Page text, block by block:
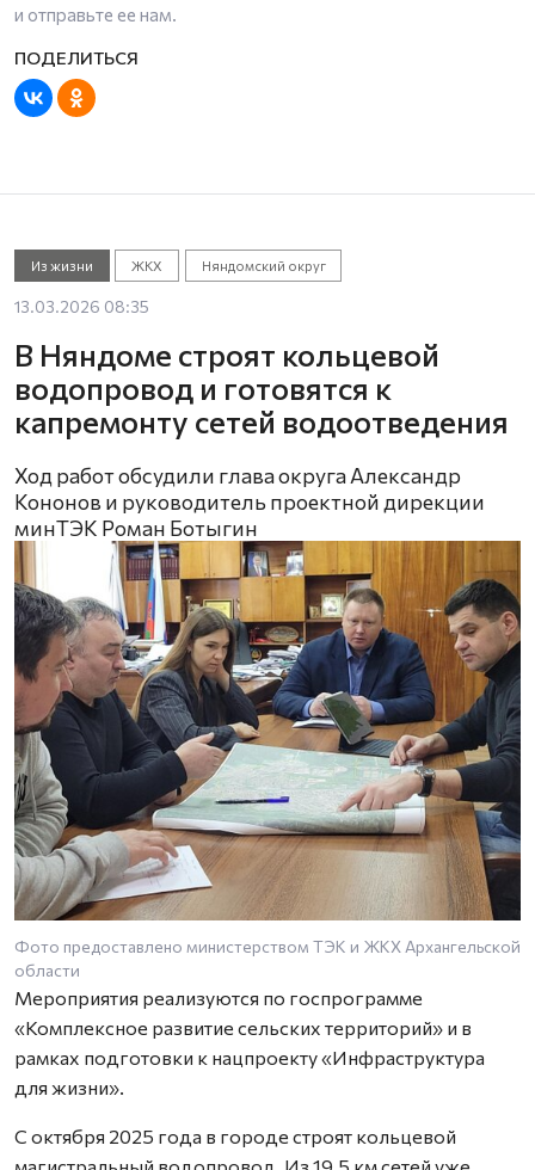
и отправьте ее нам.
Из жизни ЖКХ Няндомский округ
13.03.2026 08:35
В Няндоме строят кольцевой
водопровод и готовятся к
капремонту сетей водоотведения
Ход работ обсудили глава округа Александр
Кононов и руководитель проектной дирекции
минТЭК Роман Ботыгин
Фото предоставлено министерством ТЭК и ЖКХ Архангельской
области
Мероприятия реализуются по госпрограмме
«Комплексное развитие сельских территорий» и в
рамках подготовки к нацпроекту «Инфраструктура
для жизни».
С октября 2025 года в городе строят кольцевой